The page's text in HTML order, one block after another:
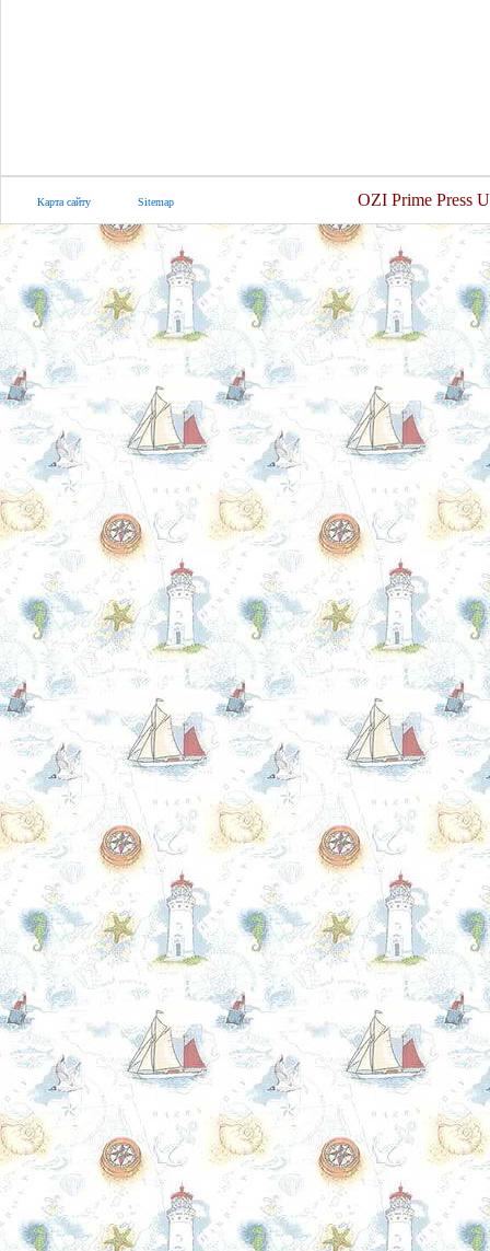
Карта сайту Sitemap OZI Prime Press